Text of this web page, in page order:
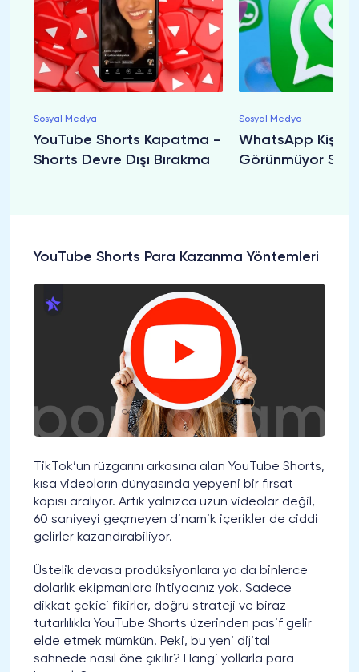
Sosyal Medya
YouTube Shorts Kapatma -
Shorts Devre Dışı Bırakma
Sosyal Medya
WhatsApp Kişiler
Görünmüyor
YouTube Shorts Para Kazanma Yöntemleri
TikTok’un rüzgarını arkasına alan YouTube Shorts,
kısa videoların dünyasında yepyeni bir fırsat
kapısı aralıyor. Artık yalnızca uzun videolar değil,
60 saniyeyi geçmeyen dinamik içerikler de ciddi
gelirler kazandırabiliyor.
Üstelik devasa prodüksiyonlara ya da binlerce
dolarlık ekipmanlara ihtiyacınız yok. Sadece
dikkat çekici fikirler, doğru strateji ve biraz
tutarlılıkla YouTube Shorts üzerinden pasif gelir
elde etmek mümkün. Peki, bu yeni dijital
sahnede nasıl öne çıkılır? Hangi yollarla para